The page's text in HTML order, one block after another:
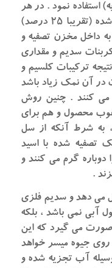
استفاده نمود . در هر
حالتی الکترولیت یک محصول اشباع شده (تقریبا ۲۵ درصد)
داخل مخزن تصفیه و
سدیم و مقداری
ترکیبات کلسیم و
در آن نمک زیاد باشد
می کنند . چنین روش
محصول و هم برای
، به شرط آنکه از سل
تصفیه شده با اسید
گرم می کنند و
.
می دهد و سدیم فلزی
آبی نمی باشد ، بلکه
می گیرد که این
روی جیوه میسر خواهد
آب تجزیه شده و